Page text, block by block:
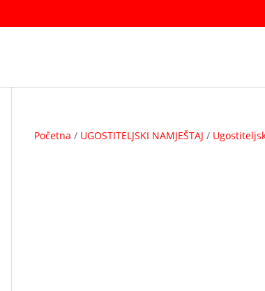
Početna / UGOSTITELJSKI NAMJEŠTAJ /